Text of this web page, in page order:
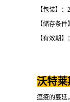
【包装】
【储存条
【有效期】
沃特莱
瘟疫的蔓延